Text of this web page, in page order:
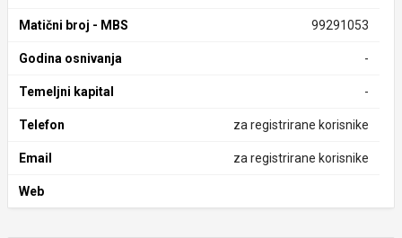
Matični broj - MBS 99291053
Godina osnivanja -
Temeljni kapital -
Telefon za registrirane korisnike
Email za registrirane korisnike
Web